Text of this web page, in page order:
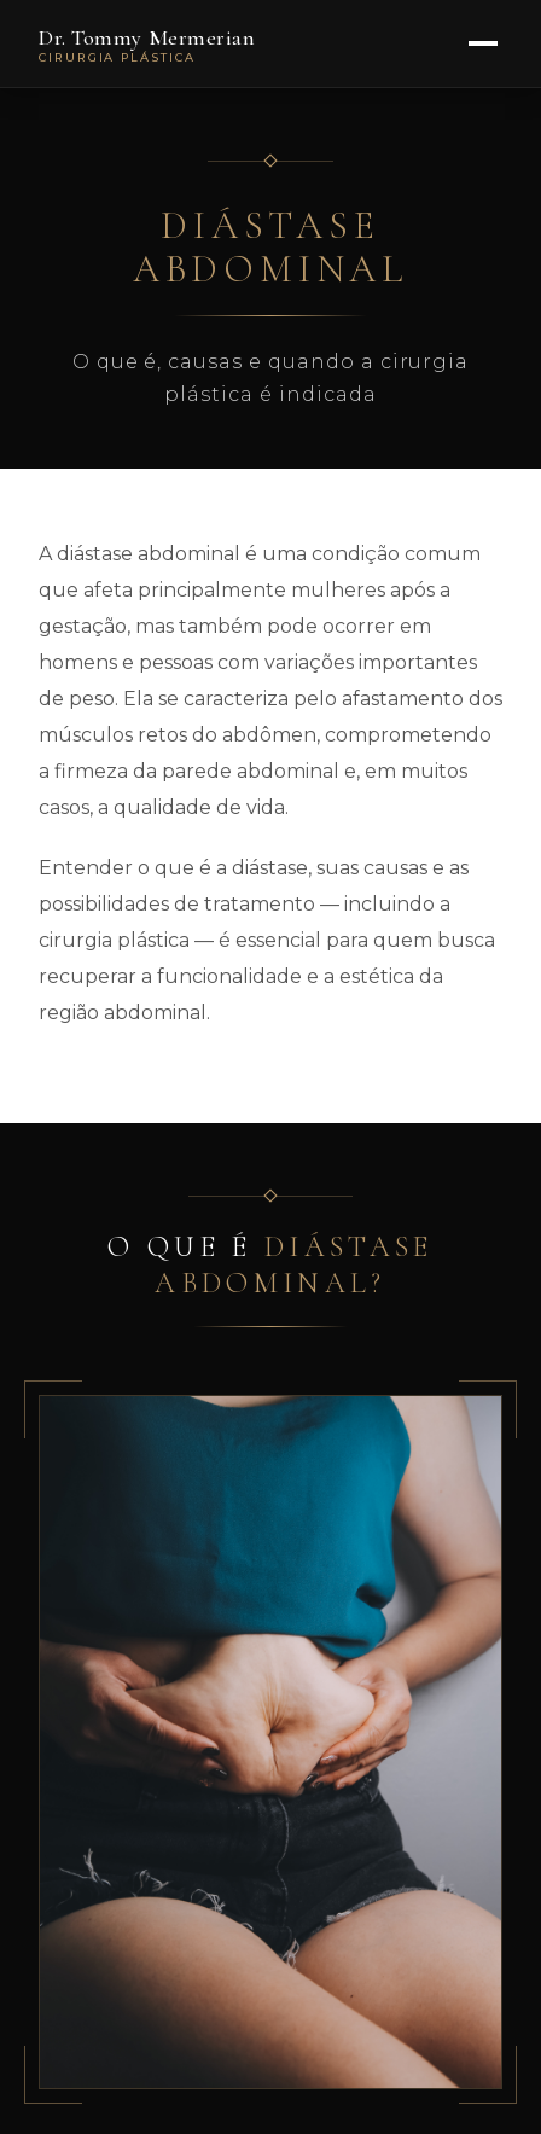
Dr. Tommy Mermerian
CIRURGIA PLÁSTICA
DIÁSTASE
ABDOMINAL
O que é, causas e quando a cirurgia
plástica é indicada
A diástase abdominal é uma condição comum
que afeta principalmente mulheres após a
gestação, mas também pode ocorrer em
homens e pessoas com variações importantes
de peso. Ela se caracteriza pelo afastamento dos
músculos retos do abdômen, comprometendo
a firmeza da parede abdominal e, em muitos
casos, a qualidade de vida.
Entender o que é a diástase, suas causas e as
possibilidades de tratamento — incluindo a
cirurgia plástica — é essencial para quem busca
recuperar a funcionalidade e a estética da
região abdominal.
O QUE É DIÁSTASE
ABDOMINAL?